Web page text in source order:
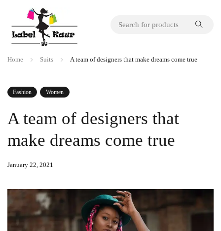
Home Suits A team of designers that make dreams come true
Fashion Women
A team of designers that
make dreams come true
January 22, 2021